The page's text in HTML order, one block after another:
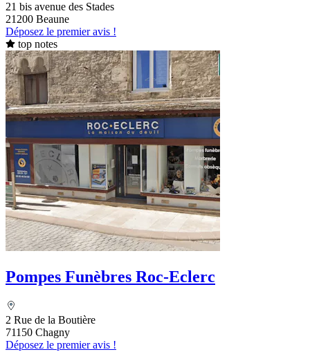
21 bis avenue des Stades
21200 Beaune
Déposez le premier avis !
top notes
Pompes Funèbres Roc-Eclerc
2 Rue de la Boutière
71150 Chagny
Déposez le premier avis !